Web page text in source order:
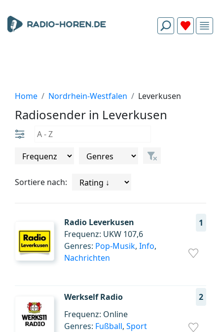
Home Nordrhein-Westfalen Leverkusen
Radiosender in Leverkusen
Sortiere nach:
Radio Leverkusen
1
Frequenz: UKW 107,6
Genres: Pop-Musik, Info,
Nachrichten
Werkself Radio
2
Frequenz: Online
Genres: Fußball, Sport